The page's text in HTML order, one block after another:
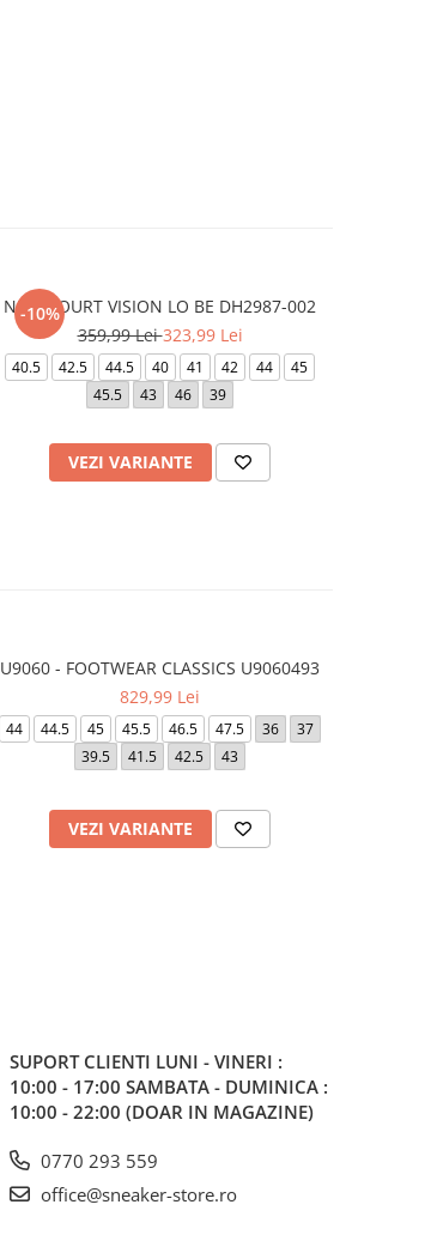
-10%
NIKE COURT VISION LO BE DH2987-002
359,99 Lei323,99 Lei
40.5 42.5 44.5 40 41 42 44
45
45.5
43 46 39
VEZI VARIANTE
U9060 - FOOTWEAR CLASSICS U9060493
829,99 Lei
44 44.5 45 45.5 46.5 47.5 36
37
39.5
41.5 42.5 43
VEZI VARIANTE
SUPORT CLIENTI LUNI - VINERI :
10:00 - 17:00 SAMBATA - DUMINICA :
10:00 - 22:00 (DOAR IN MAGAZINE)
0770 293 559
office@sneaker-store.ro